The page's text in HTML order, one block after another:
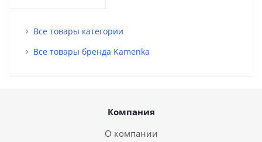
Все товары категории
Все товары бренда Kamenka
Компания
О компании